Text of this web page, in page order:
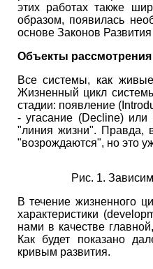
этих работах также
образом, появилась
основе Законов
Объекты рассмотрения
Все системы, как
Жизненный цикл
стадии: появление
- угасание (Decline)
"линия жизни". Правда,
"возрождаются", но это
Рис. 1.
В течение жизненного
характеристики
нами в качестве
Как будет показано
кривым развития.